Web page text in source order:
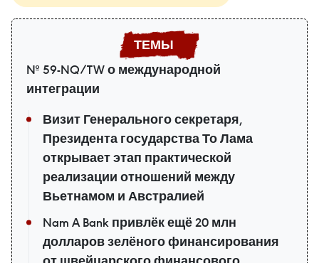
№ 59-NQ/TW о международной
интеграции
Визит Генерального секретаря,
Президента государства То Лама
открывает этап практической
реализации отношений между
Вьетнамом и Австралией
Nam A Bank привлёк ещё 20 млн
долларов зелёного финансирования